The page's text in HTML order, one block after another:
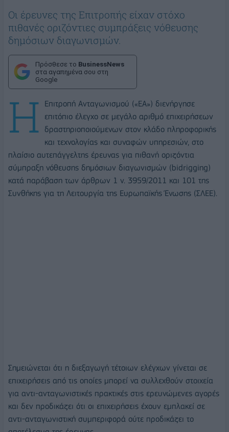
Οι έρευνες της Επιτροπής είχαν στόχο
πιθανές οριζόντιες συμπράξεις νόθευσης
δημόσιων διαγωνισμών.
Πρόσθεσε το BusinessNews
στα αγαπημένα σου στη
Google
Η
Επιτροπή Ανταγωνισμού («ΕΑ») διενήργησε
επιτόπιο έλεγχο σε μεγάλο αριθμό επιχειρήσεων
δραστηριοποιούμενων στον κλάδο πληροφορικής
και τεχνολογίας και συναφών υπηρεσιών, στο
πλαίσιο αυτεπάγγελτης έρευνας για πιθανή οριζόντια
σύμπραξη νόθευσης δημόσιων διαγωνισμών (bidrigging)
κατά παράβαση των άρθρων 1 ν. 3959/2011 και 101 της
Συνθήκης για τη Λειτουργία της Ευρωπαϊκής Ένωσης (ΣΛΕΕ).
Σημειώνεται ότι η διεξαγωγή τέτοιων ελέγχων γίνεται σε
επιχειρήσεις από τις οποίες μπορεί να συλλεχθούν στοιχεία
για αντι-ανταγωνιστικές πρακτικές στις ερευνώμενες αγορές
και δεν προδικάζει ότι οι επιχειρήσεις έχουν εμπλακεί σε
αντι-ανταγωνιστική συμπεριφορά ούτε προδικάζει το